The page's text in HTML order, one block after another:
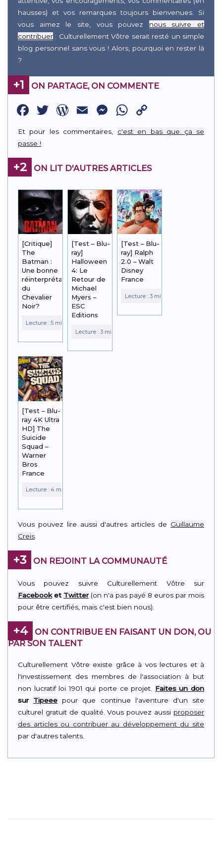
hausses) et vos remarques toujours bienvenues. Si
vous aimez le site, vous pouvez nous suivre et
contribuer : Culturellement Vôtre serait resté un simple
blog personnel sans vous ! Alors, pourquoi en rester là
?
+1 ON PARTAGE, ON COMMENTE
Facebook
Twitter
WordPress
EmailMessenger
WhatsApp
Link
Et pour les commentaires, c'est en bas que ça se
passe !
+2 ON LIT D'AUTRES ARTICLES
[Critique]
The
Batman :
Une bonne
réinterprétation
du
Chevalier
Noir?
[Test – Blu-
ray]
Halloween
4: Le
Retour de
Michael
Myers –
ESC
Editions
[Test – Blu-
ray] Ralph
2.0 – Walt
Disney
France
[Test – Blu-
ray 4K Ultra
HD] The
Suicide
Squad –
Warner
Bros
France
Vous pouvez lire aussi d'autres articles de Guillaume
Creis
+3 ON REJOINT LA COMMUNAUTÉ
Vous pouvez suivre Culturellement Vôtre sur
Facebooket Twitter(on n'a pas payé 8 euros par mois
pour être certifiés, mais c'est bien nous).
+4
ON CONTRIBUE EN FAISANT UN DON, OU
PAR SON TALENT
Culturellement Vôtre existe grâce à vos lectures et à
l'investissement des membres de l'association à but
non lucratif loi 1901 qui porte ce projet. Faites un don
sur Tipeee pour que continue l'aventure d'un site
culturel gratuit de qualité. Vous pouvez aussi proposer
des articles ou contribuer au développement du site
par d'autres talents.